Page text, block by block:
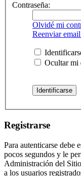
Contraseña:
Olvidé mi
Reenviar
Ocultar mi
Registrarse
Para autenticarse debe
pocos segundos y le
Administración del
a los usuarios